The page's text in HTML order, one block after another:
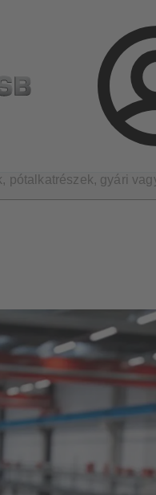
Termékkonfiguráció